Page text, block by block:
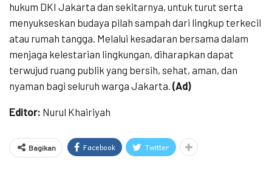
hukum DKI Jakarta dan sekitarnya, untuk turut serta
menyukseskan budaya pilah sampah dari lingkup terkecil
atau rumah tangga. Melalui kesadaran bersama dalam
menjaga kelestarian lingkungan, diharapkan dapat
terwujud ruang publik yang bersih, sehat, aman, dan
nyaman bagi seluruh warga Jakarta. (Ad)
Editor: Nurul Khairiyah
Bagikan Facebook Twitter